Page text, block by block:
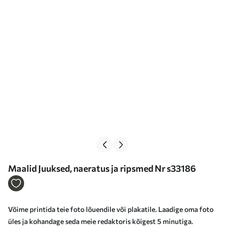
Maalid Juuksed, naeratus ja ripsmed Nr s33186
Võime printida teie foto lõuendile või plakatile. Laadige oma foto
üles ja kohandage seda meie redaktoris kõigest 5 minutiga.